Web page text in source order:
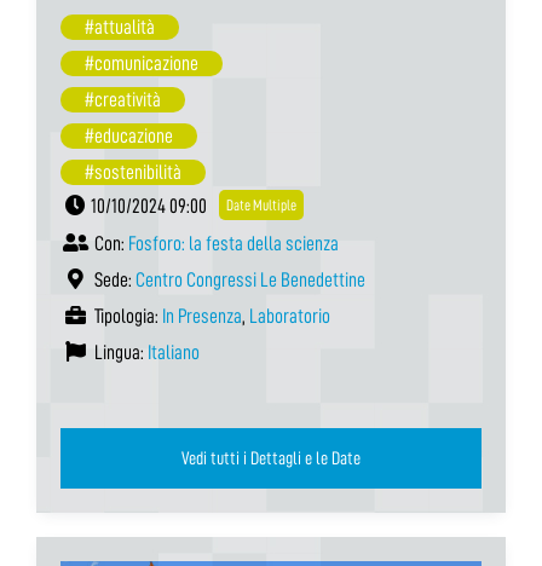
#attualità
#comunicazione
#creatività
#educazione
#sostenibilità
10/10/2024 09:00
Date Multiple
Con: Fosforo: la festa della scienza
Sede: Centro Congressi Le Benedettine
Tipologia: In Presenza, Laboratorio
Lingua: Italiano
Vedi tutti i Dettagli e le Date